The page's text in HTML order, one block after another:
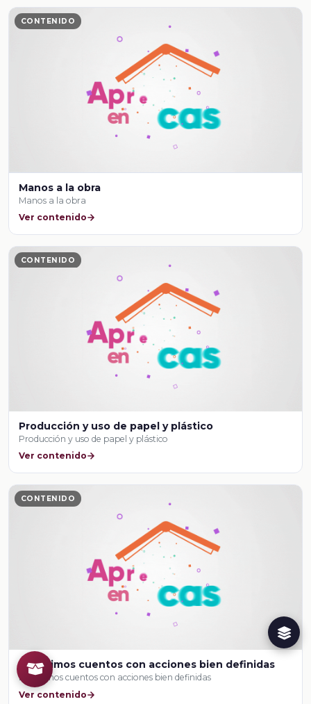
CONTENIDO
Manos a la obra
Manos a la obra
Ver contenido
CONTENIDO
Producción y uso de papel y plástico
Producción y uso de papel y plástico
Ver contenido
CONTENIDO
Escribimos cuentos con acciones bien definidas
Escribimos cuentos con acciones bien definidas
Ver contenido